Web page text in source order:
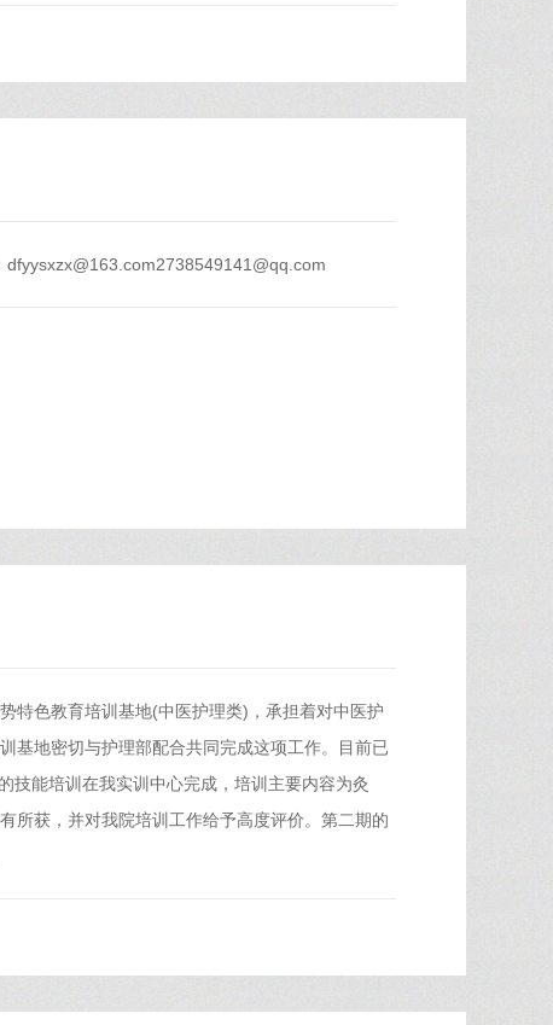
特色教育培训基地(中医护理类)，承担着对中医护
基地密切与护理部配合共同完成这项工作。目前已
技能培训在我实训中心完成，培训主要内容为灸
所获，并对我院培训工作给予高度评价。第二期的